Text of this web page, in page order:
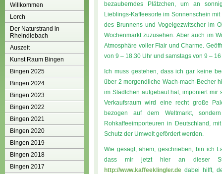
Willkommen
Lorch
Der Naturstrand in
Rheindiebach
Auszeit
Kunst Raum Bingen
Bingen 2025
Bingen 2024
Bingen 2023
Bingen 2022
Bingen 2021
Bingen 2020
Bingen 2019
Bingen 2018
Bingen 2017
bezauberndes Plätzchen, um an
Lieblings-Kaffeesorte im Sonnenschein
des Brunnens und Vogelgezwitscher im
Wochenmarkt zuzusehen. Aber auch im
Atmosphäre voller Flair und Charme.
von 9 – 18.30 Uhr und samstags von 9 – 16
Ich muss gestehen, dass ich gar keine
über 2 morgendliche Wach-mach-Becher
im Städtchen aufgebaut hat, imponiert
Verkaufsraum wird eine recht große
bezogen auf dem Weltmarkt,
Rohkaffeeimporteuren in Deutschland,
Schutz der Umwelt gefördert werden.
Wie gesagt, ähem, geschrieben, bin ich
dass mir jetzt hier an dieser
http://www.kaffeeklingler.de dabei hilft,